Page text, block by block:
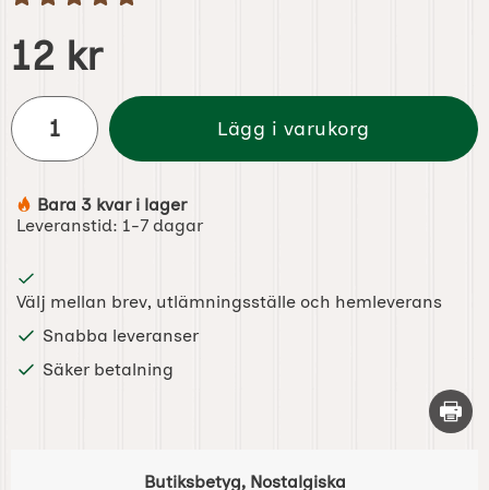
Handla denna produkt Vintage julkort 10 x 15 cm - fåglar
pris
12 kr
antal
Lägg i varukorg
Tillgänglighet:
Bara 3 kvar i lager
Leveranstid: 1-7 dagar
Välj mellan brev, utlämningsställe och hemleverans
Snabba leveranser
Säker betalning
Skriv
Butiksbetyg, Nostalgiska